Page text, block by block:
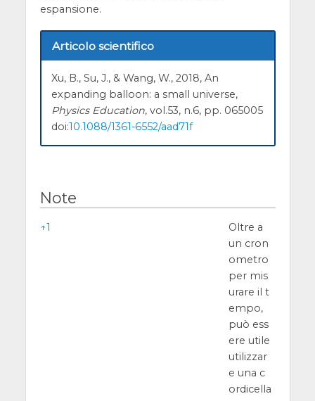
espansione.
Articolo scientifico
Xu, B., Su, J., & Wang, W., 2018, An
expanding balloon: a small universe,
Physics Education, vol.53, n.6, pp. 065005
doi:10.1088/1361-6552/aad71f
Note
Note
↑1
Oltre a
un cron
ometro
per mis
urare il t
empo,
può ess
ere utile
utilizzar
e una c
ordicella